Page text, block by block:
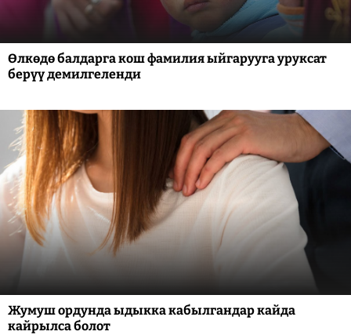
Өлкөдө балдарга кош фамилия ыйгарууга уруксат
берүү демилгеленди
Жумуш ордунда ыдыкка кабылгандар кайда
кайрылса болот